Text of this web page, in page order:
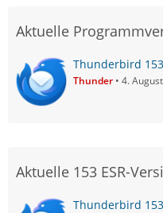
Aktuelle
Thunderbird
Thunder 4.
Aktuelle 153 ESR-
Thunderbird